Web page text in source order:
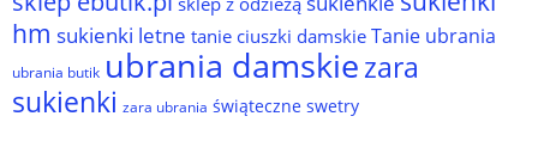
hm sukienki letne tanie ciuszki damskie Tanie ubrania
ubrania butik ubrania damskiezara
sukienki zara ubrania świąteczne swetry